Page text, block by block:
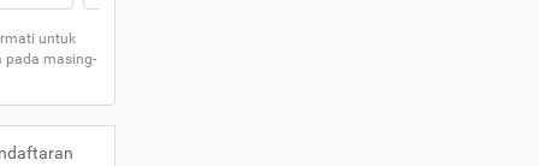
untuk
pada masing-